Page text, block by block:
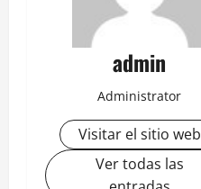
admin
Administrator
Visitar el sitio web
Ver todas las